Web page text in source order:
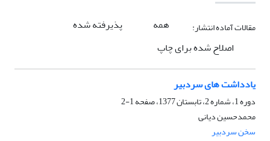
مقالات آماده انتشار: همه
پذیرفته شده
اصلاح شده برای چاپ
یادداشت های سردبیر
دوره 1، شماره 2، تابستان 1377، صفحه
1-2
محمدحسین دیانی
سخن سردبیر